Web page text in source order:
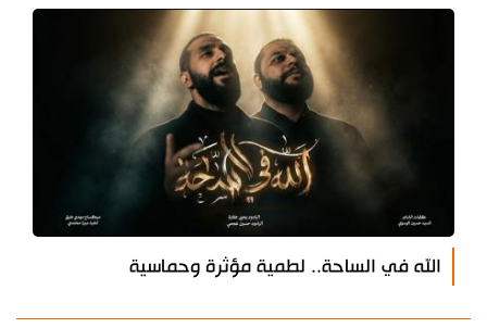
الله في الساحة.. لطمية مؤثرة وحماسية